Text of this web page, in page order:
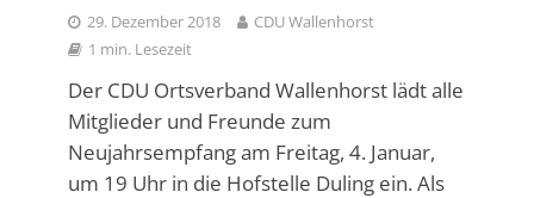
29. Dezember 2018
CDU Wallenhorst
1 min. Lesezeit
Der CDU Ortsverband Wallenhorst lädt alle
Mitglieder und Freunde zum
Neujahrsempfang am Freitag, 4. Januar,
um 19 Uhr in die Hofstelle Duling ein. Als